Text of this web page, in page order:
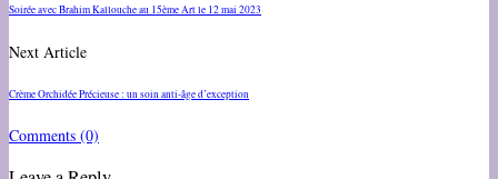
Soirée avec Brahim Kallouche au 15ème Art le 12 mai 2023
Next Article
Crème Orchidée Précieuse : un soin anti-âge d’exception
Comments (0)